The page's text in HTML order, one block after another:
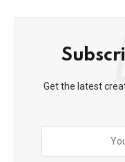
Get the latest